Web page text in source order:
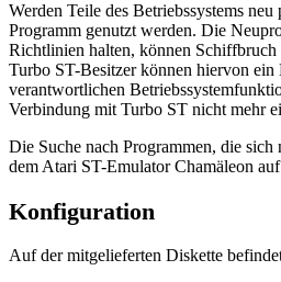
Werden Teile des Betriebssystems
Programm genutzt werden. Die
Richtlinien halten, können
Turbo ST-Besitzer können hiervon
verantwortlichen
Verbindung mit Turbo ST nicht mehr
Die Suche nach Programmen, die
dem Atari ST-Emulator Chamäleon
Konfiguration
Auf der mitgelieferten Diskette